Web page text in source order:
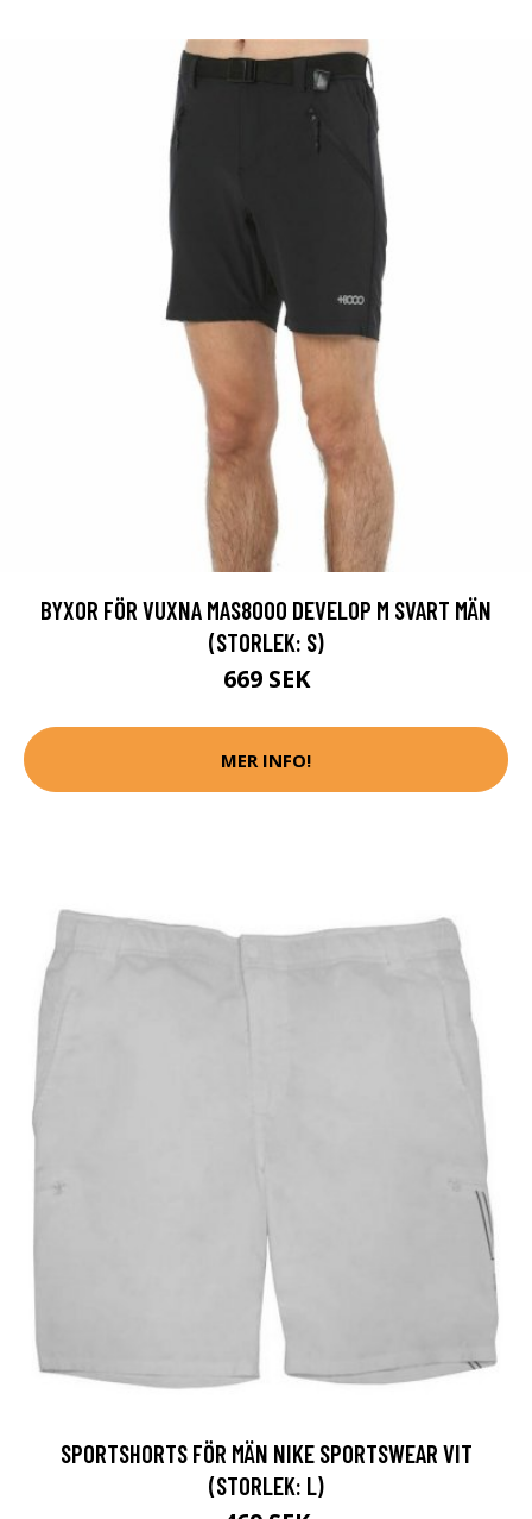
BYXOR FÖR VUXNA MAS8000 DEVELOP M SVART MÄN
(STORLEK: S)
669 SEK
MER INFO!
SPORTSHORTS FÖR MÄN NIKE SPORTSWEAR VIT
(STORLEK: L)